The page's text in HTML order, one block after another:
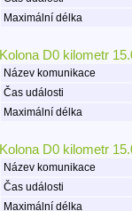
Maximální délka
Kolona D0 kilometr
Název komunikace
Čas události
Maximální délka
Kolona D0 kilometr
Název komunikace
Čas události
Maximální délka